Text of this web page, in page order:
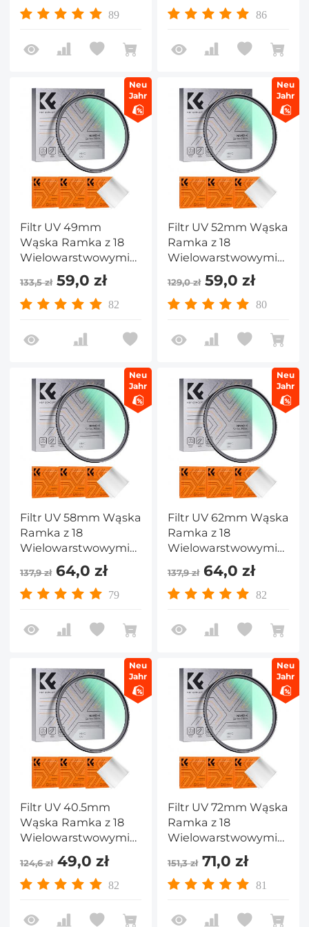
Seria Nano-Klear89
Seria Nano-Klear86
Neu
Jahr
Filtr UV 49mm
Wąska Ramka z 18
Wielowarstwowymi
Powłokami do
Obiektywu Aparatu -
Seria Nano-Klear
133,5 zł59,0 zł
82
Neu
Jahr
Filtr UV 52mm Wąska
Ramka z 18
Wielowarstwowymi
Powłokami do
Obiektywu Aparatu -
Seria Nano-Klear
129,0 zł59,0 zł
80
Neu
Jahr
Filtr UV 58mm Wąska
Ramka z 18
Wielowarstwowymi
Powłokami do
Obiektywu Aparatu -
Seria Nano-Klear
137,9 zł64,0 zł
79
Neu
Jahr
Filtr UV 62mm Wąska
Ramka z 18
Wielowarstwowymi
Powłokami do
Obiektywu Aparatu -
Seria Nano-Klear
137,9 zł64,0 zł
82
Neu
Jahr
Filtr UV 40.5mm
Wąska Ramka z 18
Wielowarstwowymi
Powłokami do
Obiektywu Aparatu -
Seria Nano-Klear
124,6 zł49,0 zł
82
Neu
Jahr
Filtr UV 72mm Wąska
Ramka z 18
Wielowarstwowymi
Powłokami do
Obiektywu Aparatu -
Seria Nano-Klear
151,3 zł71,0 zł
81